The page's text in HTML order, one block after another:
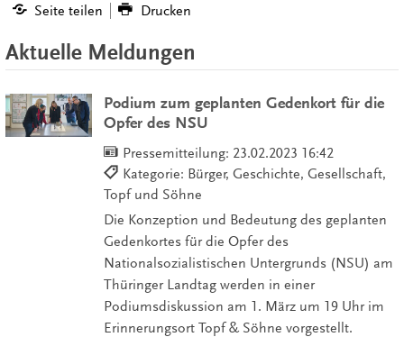
Seite teilen Drucken
Aktuelle Meldungen
Podium zum geplanten Gedenkort für die
Opfer des NSU
Pressemitteilung: 23.02.2023 16:42
Kategorie: Bürger, Geschichte, Gesellschaft,
Topf und Söhne
Die Konzeption und Bedeutung des geplanten
Gedenkortes für die Opfer des
Nationalsozialistischen Untergrunds (NSU) am
Thüringer Landtag werden in einer
Podiumsdiskussion am 1. März um 19 Uhr im
Erinnerungsort Topf & Söhne vorgestellt.